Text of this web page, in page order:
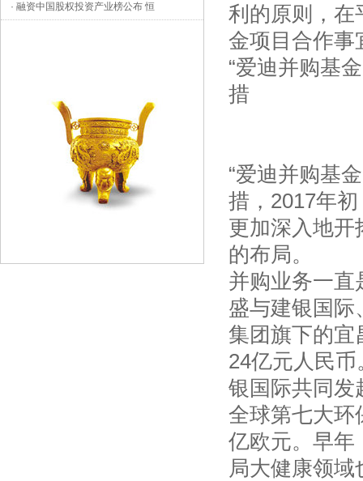
· 融资中国股权投资产业榜公布 恒
利的原则，在
金项目合作事
“爱迪并购基
措
“爱迪并购基
措，2017年
更加深入地开
的布局。
并购业务一直
盛与建银国际
集团旗下的宜
24亿元人民
银国际共同发
全球第七大环
亿欧元。早年
局大健康领